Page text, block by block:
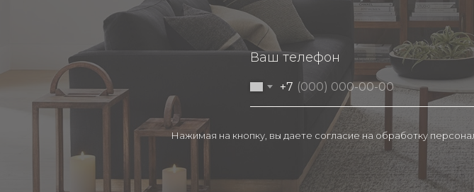
Ваш телефон
+7
Нажимая на кнопку, вы даете согласие на обработку